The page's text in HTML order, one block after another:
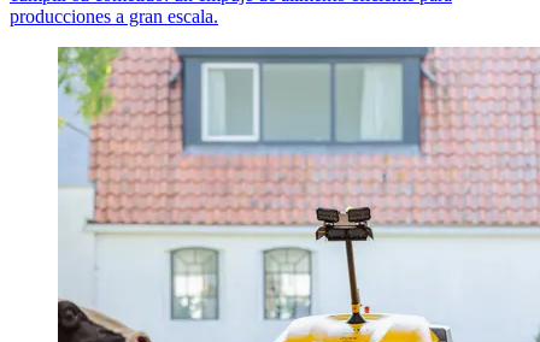
producciones a gran escala.